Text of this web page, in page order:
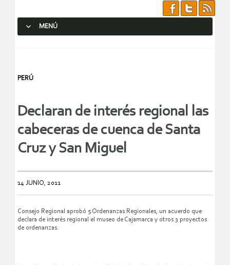
MENÚ
PERÚ
Declaran de interés regional las
cabeceras de cuenca de Santa
Cruz y San Miguel
14 JUNIO, 2011
Consejo Regional aprobó 5 Ordenanzas Regionales, un acuerdo que
declara de interés regional el museo de Cajamarca y otros 3 proyectos
de ordenanzas.